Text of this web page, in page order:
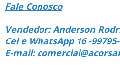
Fale Conosco
Vendedor: Anderson
Cel e WhatsApp 16 -
E-mail: